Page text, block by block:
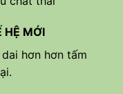
HỆ MỚI
hơn hơn tấm